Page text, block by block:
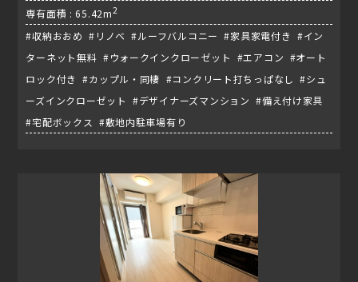
堀駅』
専有面積 : 65.42m2
#収納おおめ #リノベ #ルーフバルコニー #家具家電付き #イン
ターネット無料 #ウォークインクローゼット #エアコン #オート
ロック付き #カップル・同棲 #コンクリート打ちっぱなし #シュ
ーズインクローゼット #デザイナーズマンション #備え付け家具
#宅配ボックス #敷地内駐車場有り